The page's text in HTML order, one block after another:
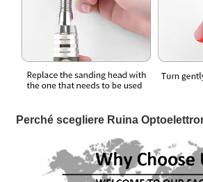
Perché scegliere Ruina